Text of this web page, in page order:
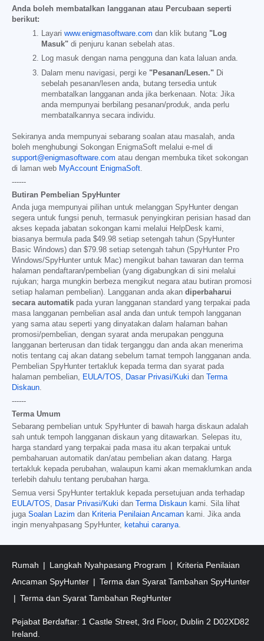
Anda boleh membatalkan langganan atau Percubaan seperti
berikut:
Layari www.enigmasoftware.com dan klik butang "Log
Masuk" di penjuru kanan sebelah atas.
Log masuk dengan nama pengguna dan kata laluan anda.
Dalam menu navigasi, pergi ke "Pesanan/Lesen." Di
sebelah pesanan/lesen anda, butang tersedia untuk
membatalkan langganan anda jika berkenaan. Nota: Jika
anda mempunyai berbilang pesanan/produk, anda perlu
membatalkannya secara individu.
Sekiranya anda mempunyai sebarang soalan atau masalah, anda
boleh menghubungi Sokongan EnigmaSoft melalui e-mel di
support@enigmasoftware.com atau dengan membuka tiket sokongan
di laman web MyAccount EnigmaSoft
------
Butiran Pembelian SpyHunter
Anda juga mempunyai pilihan untuk melanggan SpyHunter dengan
segera untuk fungsi penuh, termasuk penyingkiran perisian hasad dan
akses kepada jabatan sokongan kami melalui HelpDesk kami,
biasanya bermula pada $49.98 setiap setengah tahun (SpyHunter
Basic Windows) dan $79.98 setiap setengah tahun (SpyHunter Pro
Windows/SpyHunter untuk Mac) mengikut bahan tawaran dan terma
halaman pendaftaran/pembelian (yang digabungkan di sini melalui
rujukan; harga mungkin berbeza mengikut negara atau butiran promosi
setiap halaman pembelian). Langganan anda akan diperbaharui
secara automatik pada yuran langganan standard yang terpakai pada
masa langganan pembelian asal anda dan untuk tempoh langganan
yang sama atau seperti yang dinyatakan dalam halaman bahan
promosi/pembelian, dengan syarat anda merupakan pengguna
langganan berterusan dan tidak terganggu dan anda akan menerima
notis tentang caj akan datang sebelum tamat tempoh langganan anda.
Pembelian SpyHunter tertakluk kepada terma dan syarat pada
halaman pembelian,
EULA/TOS Dasar Privasi/Kuki dan Terma
Diskaun
------
Terma Umum
Sebarang pembelian untuk SpyHunter di bawah harga diskaun adalah
sah untuk tempoh langganan diskaun yang ditawarkan. Selepas itu,
harga standard yang terpakai pada masa itu akan terpakai untuk
pembaharuan automatik dan/atau pembelian akan datang. Harga
tertakluk kepada perubahan, walaupun kami akan memaklumkan anda
terlebih dahulu tentang perubahan harga.
Semua versi SpyHunter tertakluk kepada persetujuan anda terhadap
EULA/TOS
Dasar Privasi/Kuki dan Terma Diskaun kami. Sila lihat
juga Soalan Lazim dan Kriteria Penilaian Ancaman kami. Jika anda
ingin menyahpasang SpyHunter,
ketahui caranya
Rumah Langkah Nyahpasang Program
Kriteria Penilaian
Ancaman SpyHunter
Terma dan Syarat Tambahan SpyHunter
Terma dan Syarat Tambahan RegHunter
Pejabat Berdaftar: 1 Castle Street, 3rd Floor, Dublin 2 D02XD82
Ireland.